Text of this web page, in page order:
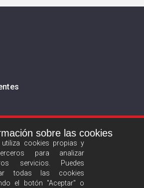
sobre las cookies
utiliza cookies propias y
para analizar
servicios. Puedes
todas las cookies
el botón "Aceptar" o